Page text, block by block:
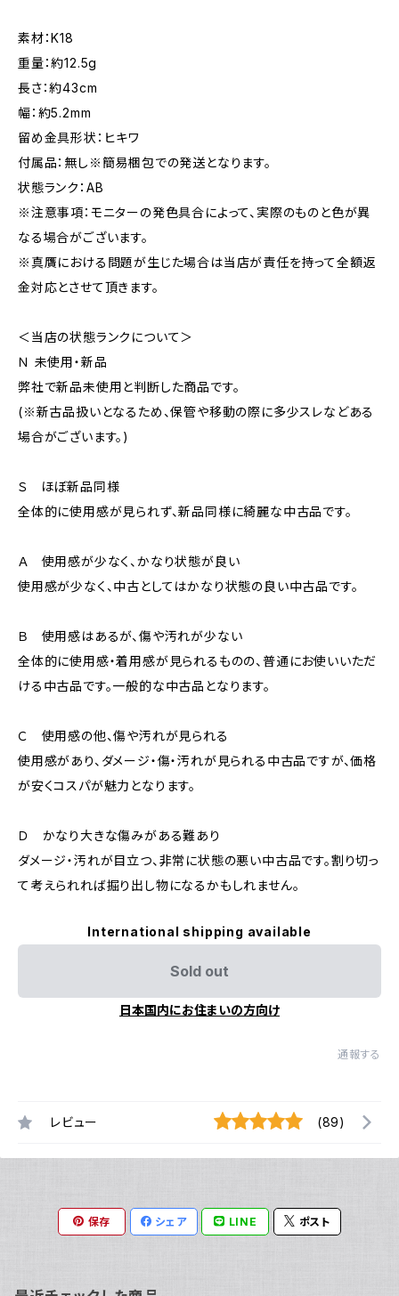
素材：K18
重量：約12.5g
長さ：約43cm
幅：約5.2mm
留め金具形状：ヒキワ
付属品：無し※簡易梱包での発送となります。
状態ランク：AB
※注意事項：モニターの発色具合によって、実際のものと色が異
なる場合がございます。
※真贋における問題が生じた場合は当店が責任を持って全額返
金対応とさせて頂きます。
＜当店の状態ランクについて＞
Ｎ 未使用・新品
弊社で新品未使用と判断した商品です。
(※新古品扱いとなるため、保管や移動の際に多少スレなどある
場合がございます。)
Ｓ ほぼ新品同様
全体的に使用感が見られず、新品同様に綺麗な中古品です。
Ａ 使用感が少なく、かなり状態が良い
使用感が少なく、中古としてはかなり状態の良い中古品です。
Ｂ 使用感はあるが、傷や汚れが少ない
全体的に使用感・着用感が見られるものの、普通にお使いいただ
ける中古品です。一般的な中古品となります。
Ｃ 使用感の他、傷や汚れが見られる
使用感があり、ダメージ・傷・汚れが見られる中古品ですが、価格
が安くコスパが魅力となります。
Ｄ かなり大きな傷みがある難あり
ダメージ・汚れが目立つ、非常に状態の悪い中古品です。割り切っ
て考えられれば掘り出し物になるかもしれません。
International shipping available
Sold out
日本国内にお住まいの方向け
通報する
レビュー (89)
保存 シェア LINE ポスト